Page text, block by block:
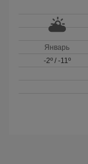
Январь
-2º/ -11º